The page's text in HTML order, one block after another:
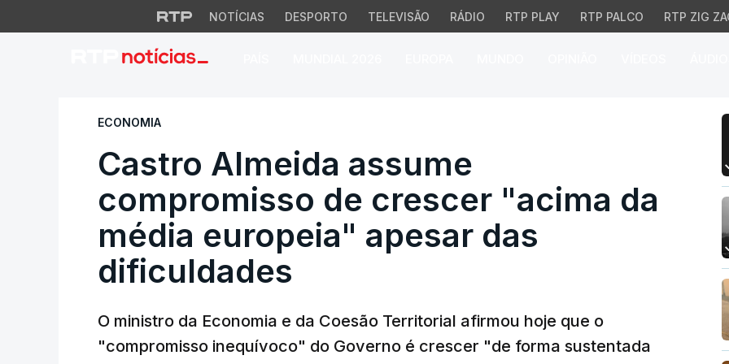
NOTÍCIAS DESPORTO TELEVISÃO RÁDIO RTP PLAY RTP PALCO RTP ZIG
Castro Almeida assume compromisso
ECONOMIA
Castro Almeida assume
compromisso de crescer "acima da
média europeia" apesar das
dificuldades
O ministro da Economia e da Coesão Territorial afirmou hoje que o
"compromisso inequívoco" do Governo é crescer "de forma sustentada